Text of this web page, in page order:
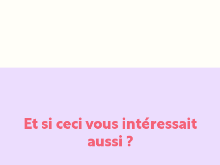
Et si ceci vous intéressait
aussi ?